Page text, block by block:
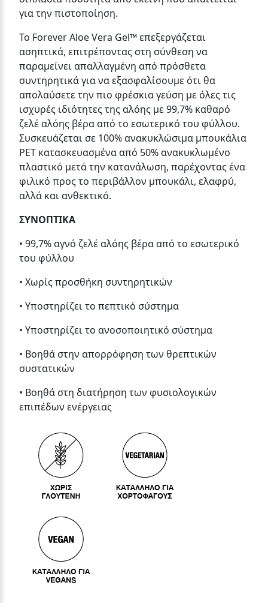
για την πιστοποίηση.
Το Forever Aloe Vera Gel™ επεξεργάζεται
ασηπτικά, επιτρέποντας στη σύνθεση να
παραμείνει απαλλαγμένη από πρόσθετα
συντηρητικά για να εξασφαλίσουμε ότι θα
απολαύσετε την πιο φρέσκια γεύση με όλες τις
ισχυρές ιδιότητες της αλόης με 99,7% καθαρό
ζελέ αλόης βέρα από το εσωτερικό του φύλλου.
Συσκευάζεται σε 100% ανακυκλώσιμα μπουκάλια
PET κατασκευασμένα από 50% ανακυκλωμένο
πλαστικό μετά την κατανάλωση, παρέχοντας ένα
φιλικό προς το περιβάλλον μπουκάλι, ελαφρύ,
αλλά και ανθεκτικό.
ΣΥΝΟΠΤΙΚΑ
• 99,7% αγνό ζελέ αλόης βέρα από το εσωτερικό
του φύλλου
• Χωρίς προσθήκη συντηρητικών
• Υποστηρίζει το πεπτικό σύστημα
• Υποστηρίζει το ανοσοποιητικό σύστημα
• Βοηθά στην απορρόφηση των θρεπτικών
συστατικών
• Βοηθά στη διατήρηση των φυσιολογικών
επιπέδων ενέργειας